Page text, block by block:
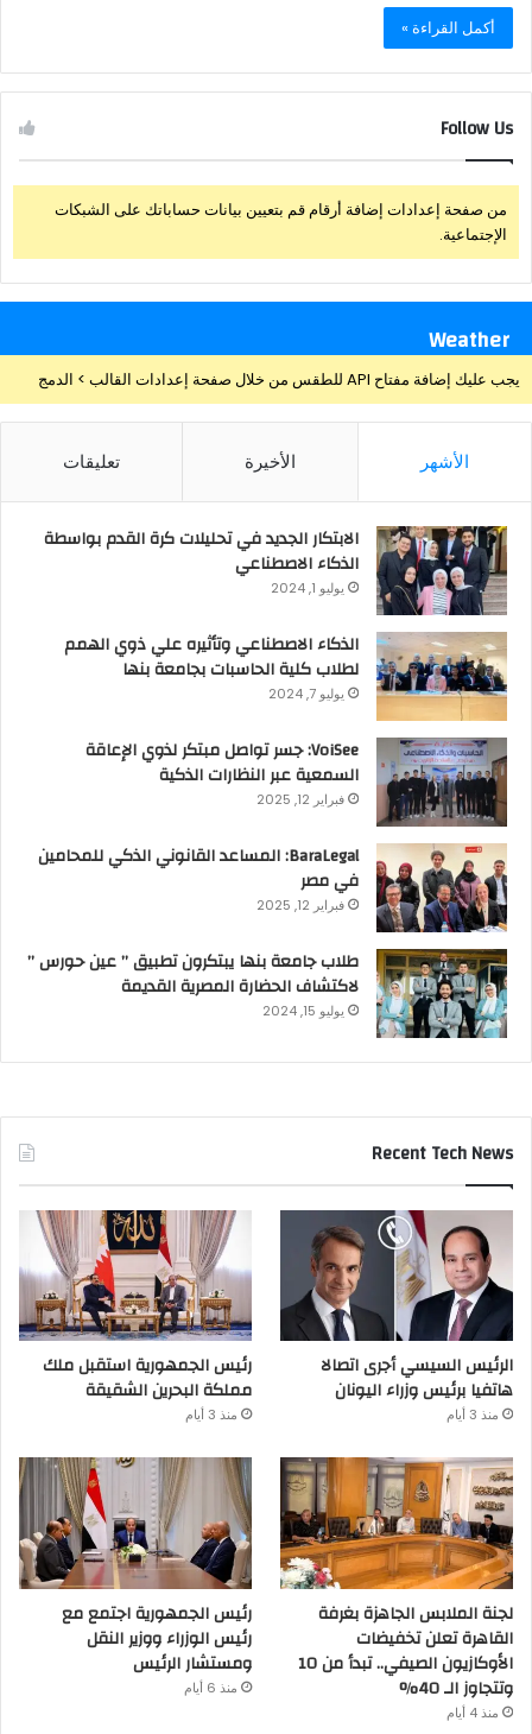
أكمل القراءة »
Follow Us
من صفحة إعدادات إضافة أرقام قم بتعيين بيانات حساباتك على الشبكات
الإجتماعية.
Weather
يجب عليك إضافة مفتاح API للطقس من خلال صفحة إعدادات القالب > الدمج
الأشهر الأخيرة تعليقات
الابتكار الجديد في تحليلات كرة القدم بواسطة
الذكاء الاصطناعي
يوليو 1, 2024
الذكاء الاصطناعي وتأثيره علي ذوي الهمم
لطلاب كلية الحاسبات بجامعة بنها
يوليو 7, 2024
VoiSee: جسر تواصل مبتكر لذوي الإعاقة
السمعية عبر النظارات الذكية
فبراير 12, 2025
BaraLegal: المساعد القانوني الذكي للمحامين
في مصر
فبراير 12, 2025
طلاب جامعة بنها يبتكرون تطبيق ” عين حورس ”
لاكتشاف الحضارة المصرية القديمة
يوليو 15, 2024
Recent Tech News
الرئيس السيسي أجرى اتصالا
هاتفيا برئيس وزراء اليونان
منذ 3 أيام
رئيس الجمهورية استقبل ملك
مملكة البحرين الشقيقة
منذ 3 أيام
لجنة الملابس الجاهزة بغرفة
القاهرة تعلن تخفيضات
الأوكازيون الصيفي.. تبدأ من 10
وتتجاوز الـ 40%
منذ 4 أيام
رئيس الجمهورية اجتمع مع
رئيس الوزراء ووزير النقل
ومستشار الرئيس
منذ 6 أيام